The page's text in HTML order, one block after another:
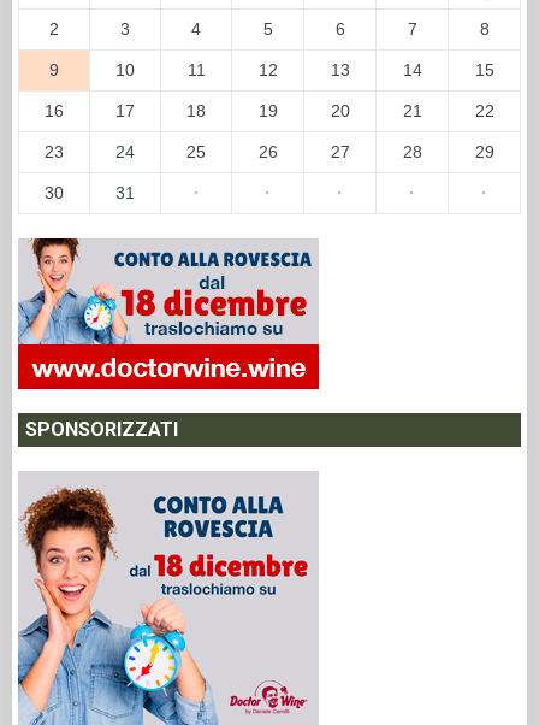
2 3 4 5 6 7 8
9 10 11 12 13 14 15
16 17 18 19 20 21 22
23 24 25 26 27 28 29
30 31 · · · · ·
SPONSORIZZATI